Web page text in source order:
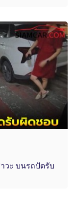
วะ บนรถปัดรับ